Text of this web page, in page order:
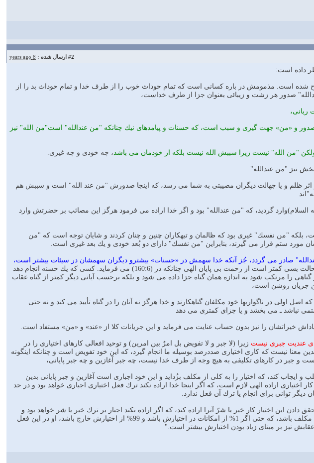
#2 ارسال شده : 8 years ago
داده است:
ممدوح مطرح شده است. مذمومش در باره كسانى است كه تمام حوداث خوب را از طرف خدا و تمام حوداث بد را از
صدور هر زشت و زيبائى بعنوان جزا از طرف خداست،
و «من» جهت گيرى و سبب است، كه حسنات و پيامدهاى نيك چنانكه "من عندالله" است"من الله" نيز
"من الله" نيست زيرا سببش الله نيست بلكه از خودمان مى باشد، چه خودى و چه غيرى.
نيز "من عندالله"
ظلم و يا جهالت ديگران مصيبتى به شما مى رسد، كه اينجا صدورش "من عند الله" است و سببش هم
گرديد، كه "من عندالله" بود و اگر خدا اراده مى فرمود هرگز اين مصائب بر حضرتش وارد
"من نفسك" غيرى بود كه ظالمان و تبهكاران چنين و چنان كردند و شايان توجه است كه "من
مورد ستم قرار مى گيرند، بنابراين "من نفسك" داراى دو بُعد خودى و يك بعد غيرى است.
صادر مى گردد، جُز آنكه خدا سهمش در «حسنات» بيشترو ديگران سهمشان در سيئات بيشتر است،
بدين معنى كه هر كسى را حالتى زيبنده در رسد، سهمش در رسيدن به اين حالت بسى كمتر است از رحمت بى پايان الهى چنانكه در (160:6) مى فرمايد. كسى كه يك حسنه انجام دهد
بالاتر نيز (35:50) وليكن كسى كه سيئه و گناهى را مرتكب شود به اندازه همان گناه جزا داده مى شود و بلكه برحسب آياتى ديگر كمتر از گناه عقاب
جريان روشن است،
اولى در ناگواريها خود مكلفان گناهكارند و خدا هرگز نه آنان را در گناه تأييد مى كند و نه حتى
ستمى نباشد ـ مى بخشد و يا جزاى كمترى مى دهد
خيراتشان را نيز بدون حساب عنايت مى فرمايد و اين جريانات كلا از «عند» و «من» مستفاد است.
عنديت جبرى نيست زيرا (لا جبر و لا تفويض بل امرٌ بين امرين) و توحيد افعالى كارهاى اختيارى را در
معنا نيست كه كارى اختيارى صددرصد بوسيله ما انجام گيرد، كه اين خود تفويض است و چنانكه اينگونه
و جبر در كارهاى تكليفى به هيچ وجه از طرف خدا نيست، چه جبر آغازين و چه جبر پايانى،
ايجاب كند، كه اختيار را به كلى از مكلف بزُدايد و اين خود اجبارى است آغازين و جبر پايانى بدين
اراده الهى لازم است، كه اگر اينجا خدا اراده نكند ترك فعل اختيارى اجبارى خواهد بود و در حد
ديگر توانى براى انجام يا ترك آن فعل ندارد.
اين اختيار كار خير يا شرّ آنرا اراده كند، كه اگر اراده نكند اجبار بر ترك خير يا شر خواهد بود و
اصولا در اختيار كافى است كه درصدى كم يا بيش از مقدمات فعل در امكان مكلف باشد، كه حتى اگر 1% از امكانات در اختيارش باشد و 99% از اختيارش خارج باشد، او در اين فعل